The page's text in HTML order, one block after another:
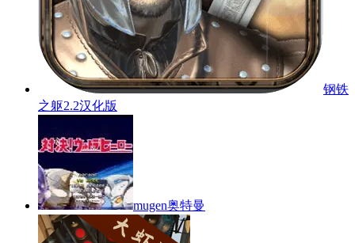
钢铁
之躯2.2汉化版
mugen奥特曼